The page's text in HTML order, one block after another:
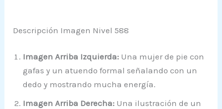
Descripción Imagen Nivel 588
Imagen Arriba Izquierda: Una mujer de pie con
gafas y un atuendo formal señalando con un
dedo y mostrando mucha energía.
Imagen Arriba Derecha: Una ilustración de un